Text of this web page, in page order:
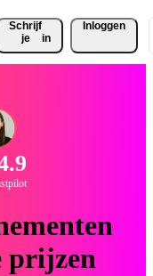
Schrijf
je
in
Inloggen
prijzen